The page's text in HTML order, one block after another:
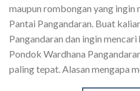
maupun rombongan yang ingin
Pantai Pangandaran. Buat
Pangandaran dan ingin
Pondok Wardhana
paling tepat. Alasan mengapa